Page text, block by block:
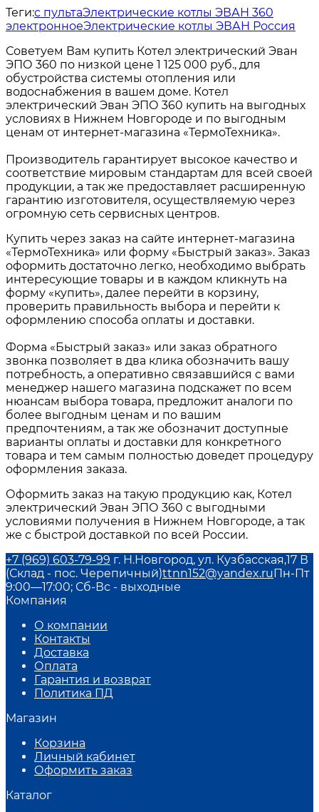
Теги:с пультаЭлектрические котлы ЭВАН 360
электронноеЭлектрические котлы ЭВАН Россия
Советуем Вам купить Котел электрический Эван
ЭПО 360 по низкой цене 1 125 000 руб., для
обустройства системы отопления или
водоснабжения в вашем доме. Котел
электрический Эван ЭПО 360 купить на выгодных
условиях в Нижнем Новгороде и по выгодным
ценам от интернет-магазина «ТермоТехника».
Производитель гарантирует высокое качество и
соответствие мировым стандартам для всей своей
продукции, а так же предоставляет расширенную
гарантию изготовителя, осуществляемую через
огромную сеть сервисных центров.
Купить через заказ на сайте интернет-магазина
«ТермоТехника» или форму «Быстрый заказ». Заказ
оформить достаточно легко, необходимо выбрать
интересующие товары и в каждом кликнуть на
форму «купить», далее перейти в корзину,
проверить правильность выбора и перейти к
оформлению способа оплаты и доставки.
Форма «Быстрый заказ» или заказ обратного
звонка позволяет в два клика обозначить вашу
потребность, а оперативно связавшийся с вами
менеджер нашего магазина подскажет по всем
нюансам выбора товара, предложит аналоги по
более выгодным ценам и по вашим
предпочтениям, а так же обозначит доступные
варианты оплаты и доставки для конкретного
товара и тем самым полностью доведет процедуру
оформления заказа.
Оформить заказ на такую продукцию как, Котел
электрический Эван ЭПО 360 с выгодными
условиями получения в Нижнем Новгороде, а так
же с быстрой доставкой по всей России.
+7 (969) 603-79-99 г. Н.Новгород, ул. Кузбасская,17 В
(Склад - пос. Черепичный)ttnn152@yandex.ruПн-Пт
9:00—17:00; Сб-Вс - выходные
Компания
О компании
Контакты
Доставка
Оплата
Гарантия и возврат
Политика ПД
Магазин
Корзина
Личный кабинет
Оформить заказ
Каталог